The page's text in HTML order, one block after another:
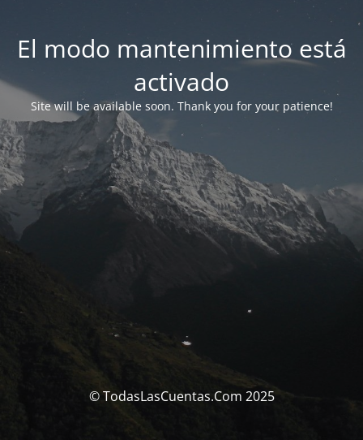
El modo mantenimiento está
activado
Site will be available soon. Thank you for your patience!
© TodasLasCuentas.Com 2025